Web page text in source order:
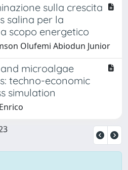
sulla crescita
salina per la
scopo energetico
Olufemi Abiodun Junior
microalgae
techno-economic
simulation